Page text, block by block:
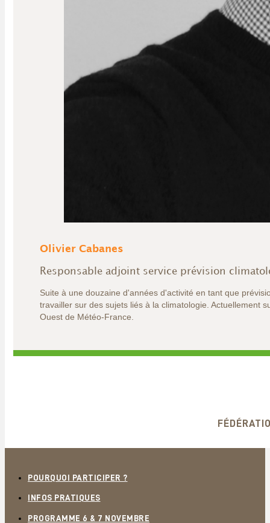
Olivier Cabanes
Responsable adjoint service prévision
Suite à une douzaine d'années d'activité en tant que
travailler sur des sujets liés à la climatologie. Actuellement
Ouest de Météo-France.
POURQUOI PARTICIPER ?
INFOS PRATIQUES
PROGRAMME 6 & 7 NOVEMBRE